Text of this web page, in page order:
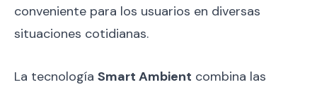
conveniente para los usuarios en diversas
situaciones cotidianas.
La tecnología Smart Ambient combina las